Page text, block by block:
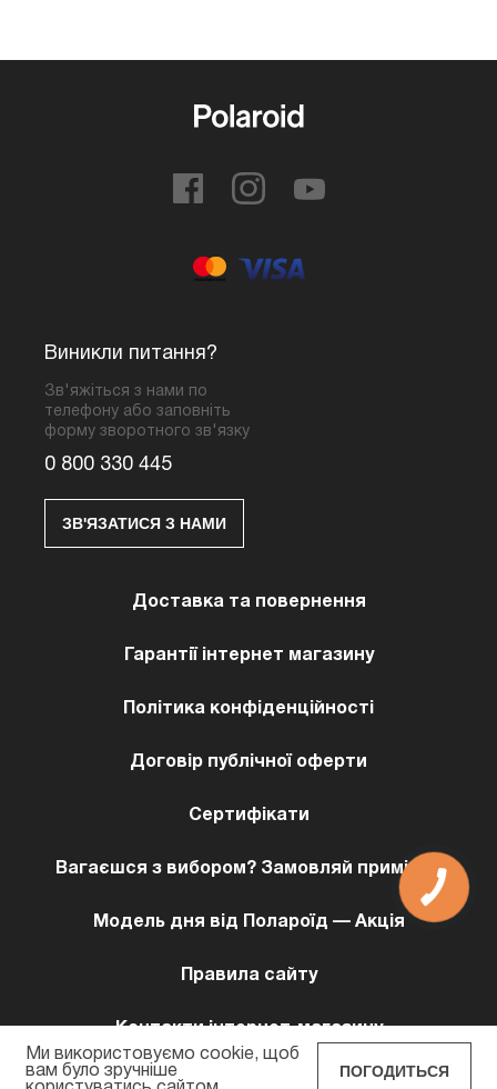
Виникли питання?
Зв'яжіться з нами по
телефону або заповніть
форму зворотного зв'язку
0 800 330 445
ЗВ'ЯЗАТИСЯ З НАМИ
Доставка та повернення
Гарантії інтернет магазину
Політика конфіденційності
Договір публічної оферти
Сертифікати
Вагаєшся з вибором? Замовляй примірку!
Модель дня від Полароїд — Акція
Правила сайту
Контакти інтернет-магазину
Ми використовуємо cookie, щоб
вам було зручніше
ПОГОДИТЬСЯ